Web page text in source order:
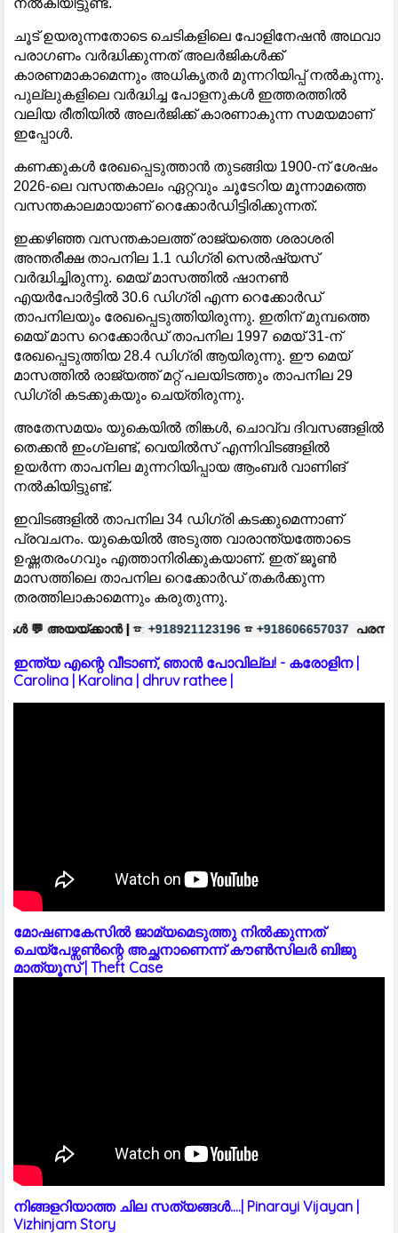
ചൂട് ഉയരുന്നതോടെ ചെടികളിലെ പോളിനേഷന്‍ അഥവാ
പരാഗണം വര്‍ദ്ധിക്കുന്നത് അലര്‍ജികള്‍ക്ക്
കാരണമാകാമെന്നും അധികൃതര്‍ മുന്നറിയിപ്പ് നല്‍കുന്നു.
പുല്ലുകളിലെ വര്‍ദ്ധിച്ച പോളനുകള്‍ ഇത്തരത്തില്‍
വലിയ രീതിയില്‍ അലര്‍ജിക്ക് കാരണാകുന്ന സമയമാണ്
ഇപ്പോള്‍.
കണക്കുകള്‍ രേഖപ്പെടുത്താന്‍ തുടങ്ങിയ 1900-ന് ശേഷം
2026-ലെ വസന്തകാലം ഏറ്റവും ചൂടേറിയ മൂന്നാമത്തെ
വസന്തകാലമായാണ് റെക്കോര്‍ഡിട്ടിരിക്കുന്നത്.
ഇക്കഴിഞ്ഞ വസന്തകാലത്ത് രാജ്യത്തെ ശരാശരി
അന്തരീക്ഷ താപനില 1.1 ഡിഗ്രി സെല്‍ഷ്യസ്
വര്‍ദ്ധിച്ചിരുന്നു. മെയ് മാസത്തില്‍ ഷാനണ്‍
എയര്‍പോര്‍ട്ടില്‍ 30.6 ഡിഗ്രി എന്ന റെക്കോര്‍ഡ്
താപനിലയും രേഖപ്പെടുത്തിയിരുന്നു. ഇതിന് മുമ്പത്തെ
മെയ് മാസ റെക്കോര്‍ഡ് താപനില 1997 മെയ് 31-ന്
രേഖപ്പെടുത്തിയ 28.4 ഡിഗ്രി ആയിരുന്നു. ഈ മെയ്
മാസത്തില്‍ രാജ്യത്ത് മറ്റ് പലയിടത്തും താപനില 29
ഡിഗ്രി കടക്കുകയും ചെയ്തിരുന്നു.
അതേസമയം യുകെയില്‍ തിങ്കള്‍, ചൊവ്വ ദിവസങ്ങളില്‍
തെക്കന്‍ ഇംഗ്ലണ്ട്, വെയില്‍സ് എന്നിവിടങ്ങളില്‍
ഉയര്‍ന്ന താപനില മുന്നറിയിപ്പായ ആംബര്‍ വാണിങ്
നല്‍കിയിട്ടുണ്ട്.
ഇവിടങ്ങളില്‍ താപനില 34 ഡിഗ്രി കടക്കുമെന്നാണ്
പ്രവചനം. യുകെയില്‍ അടുത്ത വാരാന്ത്യത്തോടെ
ഉഷ്ണതരംഗവും എത്താനിരിക്കുകയാണ്. ഇത് ജൂണ്‍
മാസത്തിലെ താപനില റെക്കോര്‍ഡ് തകര്‍ക്കുന്ന
തരത്തിലാകാമെന്നും കരുതുന്നു.
| ☎: +918921123196 ☎ +918606657037 പരസ്യങ്ങൾക്ക്| ☎:
ഇന്ത്യ എന്റെ വീടാണ്, ഞാൻ പോവില്ല! - കരോളിന |
Carolina | Karolina | dhruv rathee |
മോഷണകേസിൽ ജാമ്യമെടുത്തു നിൽക്കുന്നത്
ചെയ്പേഴ്സൺന്റെ അച്ഛനാണെന്ന് കൗൺസിലർ ബിജു
മാത്യൂസ് | Theft Case
നിങ്ങളറിയാത്ത ചില സത്യങ്ങൾ....| Pinarayi Vijayan |
Vizhinjam Story